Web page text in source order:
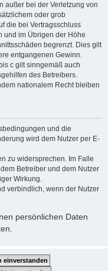
außer bei der Verletzung von
oder grob
die bei Vertragsschluss
und im Übrigen der Höhe
begrenzt. Dies gilt
entgangenen Gewinn.
c gilt sinngemäß auch
des Betreibers.
nationalem Recht bleiben
und die
wird dem Nutzer per E-
zu widersprechen. Im Falle
Betreiber und dem Nutzer
Wirkung.
verbindlich, wenn der Nutzer
persönlichen Daten